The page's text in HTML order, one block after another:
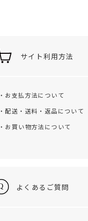
サイト利用方法
・お支払方法について
・配送・送料・返品について
・お買い物方法について
よくあるご質問